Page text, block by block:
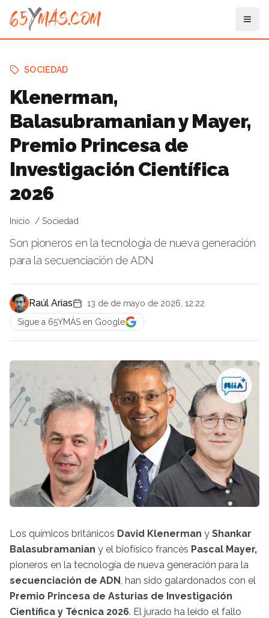
SOCIEDAD
Klenerman,
Balasubramanian y Mayer,
Premio Princesa de
Investigación Científica
2026
Inicio Sociedad
Son pioneros en la tecnología de nueva generación
para la secuenciación de ADN
Raúl Arias
13 de de mayo de 2026, 12:22
Sigue a 65YMÁS en Google
Los químicos británicos David Klenerman y Shankar
Balasubramanian y el biofísico francés Pascal Mayer,
pioneros en la tecnología de nueva generación para la
secuenciación de ADN, han sido galardonados con el
Premio Princesa de Asturias de Investigación
Científica y Técnica 2026. El jurado ha leído el fallo